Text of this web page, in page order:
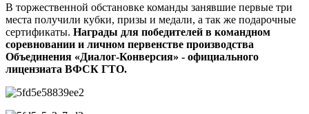
В торжественной обстановке команды занявшие первые три
места получили кубки, призы и медали, а так же подарочные
сертификаты. Награды для победителей в командном
соревновании и личном первенстве производства
Объединения «Диалог-Конверсия» - официального
лицензиата ВФСК ГТО.